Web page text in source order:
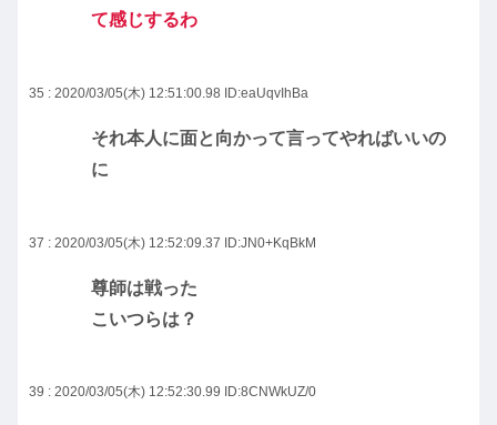
て感じするわ
35 : 2020/03/05(木) 12:51:00.98 ID:eaUqvIhBa
それ本人に面と向かって言ってやればいいの
に
37 : 2020/03/05(木) 12:52:09.37 ID:JN0+KqBkM
尊師は戦った
こいつらは？
39 : 2020/03/05(木) 12:52:30.99 ID:8CNWkUZ/0